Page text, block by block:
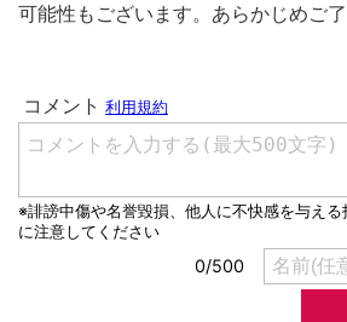
可能性もございます。あらかじめご了